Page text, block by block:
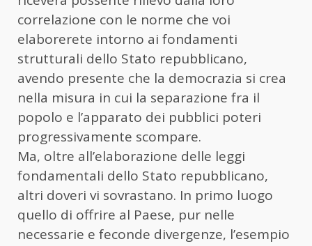
correlazione con le norme che voi
elaborerete intorno ai fondamenti
strutturali dello Stato repubblicano,
avendo presente che la democrazia si crea
nella misura in cui la separazione fra il
popolo e l’apparato dei pubblici poteri
progressivamente scompare.
Ma, oltre all’elaborazione delle leggi
fondamentali dello Stato repubblicano,
altri doveri vi sovrastano. In primo luogo
quello di offrire al Paese, pur nelle
necessarie e feconde divergenze, l’esempio